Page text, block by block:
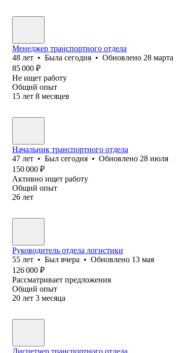
Менеджер транспортного отдела
48 лет • Была сегодня • Обновлено 28 марта
85 000 ₽
Не ищет работу
Общий опыт
15 лет 8 месяцев
Начальник транспортного отдела
47 лет • Был сегодня • Обновлено 28 июля
150 000 ₽
Активно ищет работу
Общий опыт
26 лет
Руководитель отдела логистики
55 лет • Был вчера • Обновлено 13 мая
126 000 ₽
Рассматривает предложения
Общий опыт
20 лет 3 месяца
Диспетчер транспортного отдела